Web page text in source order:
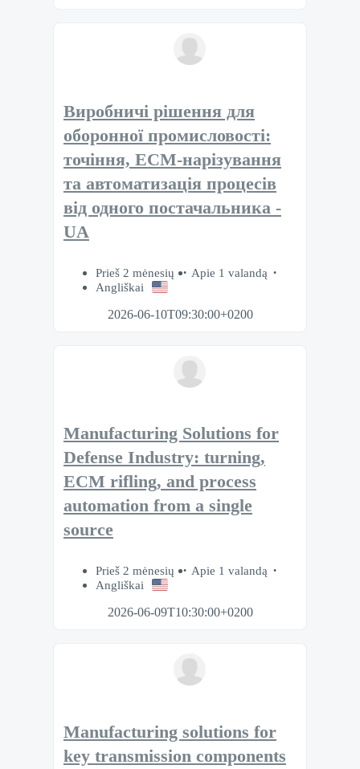
Виробничі рішення для
оборонної промисловості:
точіння, ECM-нарізування
та автоматизація процесів
від одного постачальника -
UA
Prieš 2 mėnesių
Apie 1 valandą
Angliškai
2026-06-10T09:30:00+0200
Manufacturing Solutions for
Defense Industry: turning,
ECM rifling, and process
automation from a single
source
Prieš 2 mėnesių
Apie 1 valandą
Angliškai
2026-06-09T10:30:00+0200
Manufacturing solutions for
key transmission components